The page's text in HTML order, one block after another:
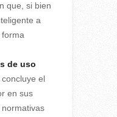
que, si bien
a
de uso
concluye el
en sus